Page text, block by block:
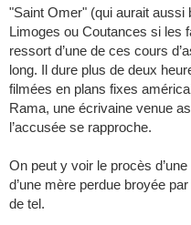
"Saint Omer" (qui aurait aussi
Limoges ou Coutances si les
ressort d’une de ces cours
long. Il dure plus de deux
filmées en plans fixes
Rama, une écrivaine venue
l’accusée se rapproche.
On peut y voir le procès
d’une mère perdue broyée
de tel.